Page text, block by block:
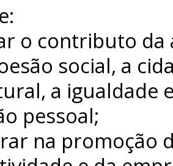
o contributo da
social, a
a igualdade
pessoal;
na promoção